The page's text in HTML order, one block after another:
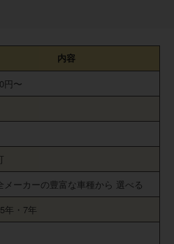
内容
円〜
メーカーの豊富な車種から 選べる
年・7年